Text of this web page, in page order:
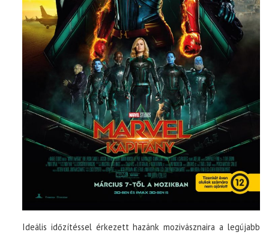
Ideális időzítéssel érkezett hazánk mozivásznaira a legújabb